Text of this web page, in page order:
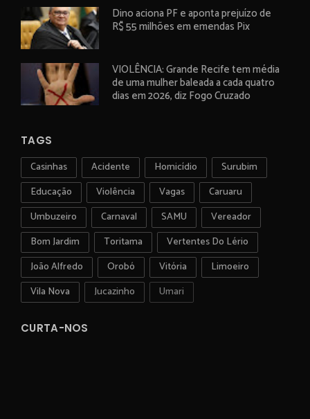
Dino aciona PF e aponta prejuízo de
R$ 55 milhões em emendas Pix
VIOLÊNCIA: Grande Recife tem média
de uma mulher baleada a cada quatro
dias em 2026, diz Fogo Cruzado
TAGS
Casinhas Acidente Homicídio
Surubim
Educação
Violência Vagas
Caruaru
Umbuzeiro
Carnaval SAMU
Vereador
Bom Jardim
Toritama
Vertentes Do Lério
João Alfredo
Orobó Vitória
Limoeiro
Vila Nova
Jucazinho Umari
CURTA-NOS